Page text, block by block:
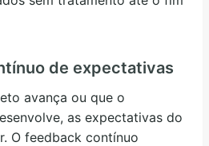
de expectativas
avança ou que o
as expectativas do
O feedback contínuo